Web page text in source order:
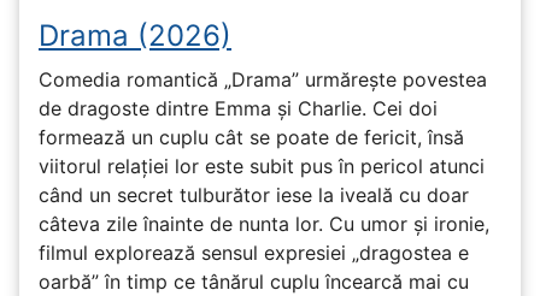
Drama (2026)
Comedia romantică „Drama” urmărește povestea
de dragoste dintre Emma și Charlie. Cei doi
formează un cuplu cât se poate de fericit, însă
viitorul relației lor este subit pus în pericol atunci
când un secret tulburător iese la iveală cu doar
câteva zile înainte de nunta lor. Cu umor și ironie,
filmul explorează sensul expresiei „dragostea e
oarbă” în timp ce tânărul cuplu încearcă mai cu